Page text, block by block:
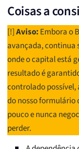
Coisas a
[!]Aviso: Embora o
avançada, continua
onde o capital está
resultado é
controlado possível,
do nosso formulário
pouco e nunca
perder.